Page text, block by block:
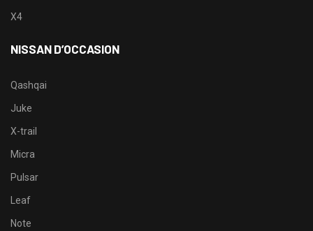
X4
NISSAN D’OCCASION
Qashqai
Juke
X-trail
Micra
Pulsar
Leaf
Note